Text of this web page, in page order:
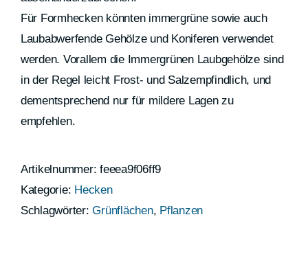
Für Formhecken könnten immergrüne sowie auch
Laubabwerfende Gehölze und Koniferen verwendet
werden. Vorallem die Immergrünen Laubgehölze sind
in der Regel leicht Frost- und Salzempfindlich, und
dementsprechend nur für mildere Lagen zu
empfehlen.
Artikelnummer:feeea9f06ff9
Kategorie: Hecken
Schlagwörter:Grünflächen, Pflanzen